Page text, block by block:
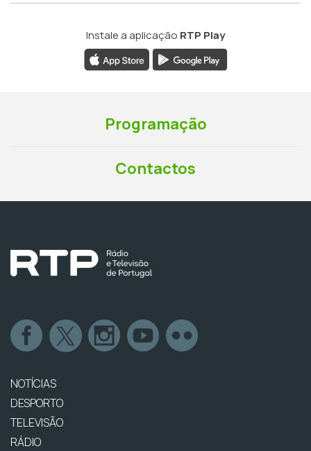
Instale a aplicação RTP Play
Programação
Contactos
NOTÍCIAS
DESPORTO
TELEVISÃO
RÁDIO